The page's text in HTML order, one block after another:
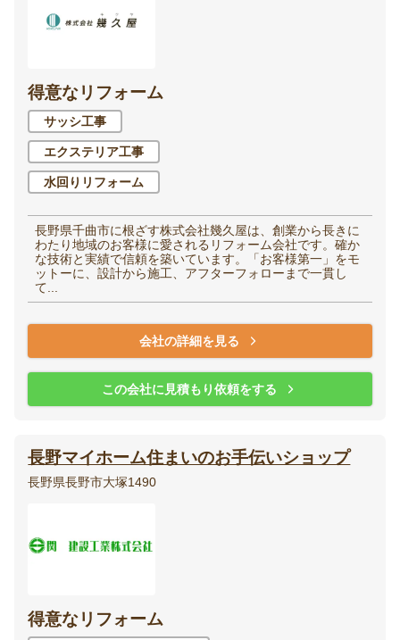
得意なリフォーム
サッシ工事
エクステリア工事
水回りリフォーム
長野県千曲市に根ざす株式会社幾久屋は、創業から長きに
わたり地域のお客様に愛されるリフォーム会社です。確か
な技術と実績で信頼を築いています。「お客様第一」をモ
ットーに、設計から施工、アフターフォローまで一貫し
て...
会社の詳細を見る
この会社に見積もり依頼をする
長野マイホーム住まいのお手伝いショップ
長野県長野市大塚1490
得意なリフォーム